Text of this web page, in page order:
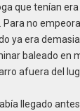
que tenían
no
ya era
baleado en
afuera del
llegado